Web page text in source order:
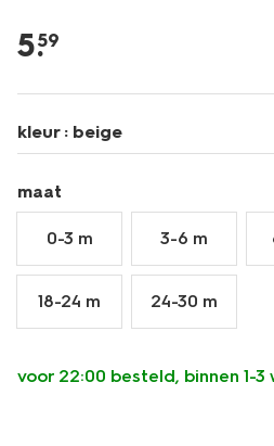
babysokken-
terry-
-2-
paar-
4700794.html
5.
59
kleur : beige
maat
0-3 m 3-6 m
18-24 m 24-30 m
voor 22:00 besteld, binnen 1-3